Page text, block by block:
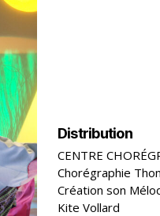
Distribution
CENTRE
Chorégraphie
Création son
Kite Vollard